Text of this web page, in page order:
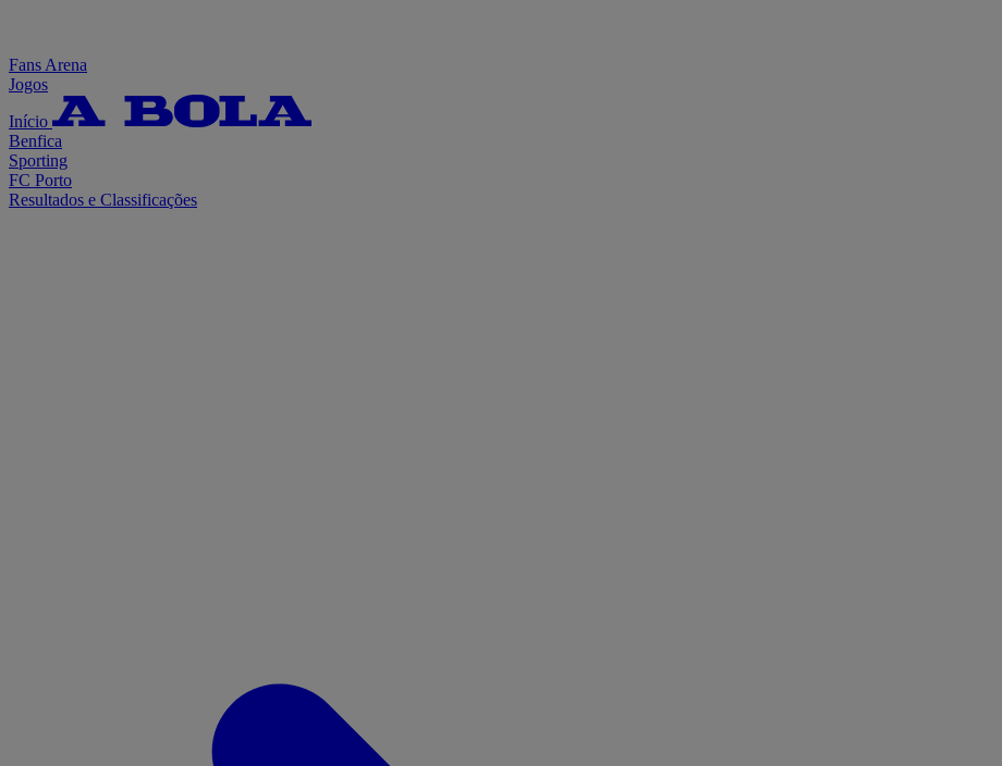
Fans Arena
Jogos
Início
Benfica
Sporting
FC Porto
Resultados e Classificações